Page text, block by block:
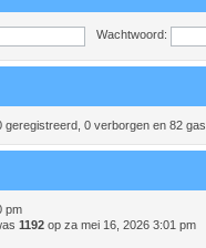
Wachtwoord:
geregistreerd, 0 verborgen en 82
pm
1192 op za mei 16, 2026 3:01 pm